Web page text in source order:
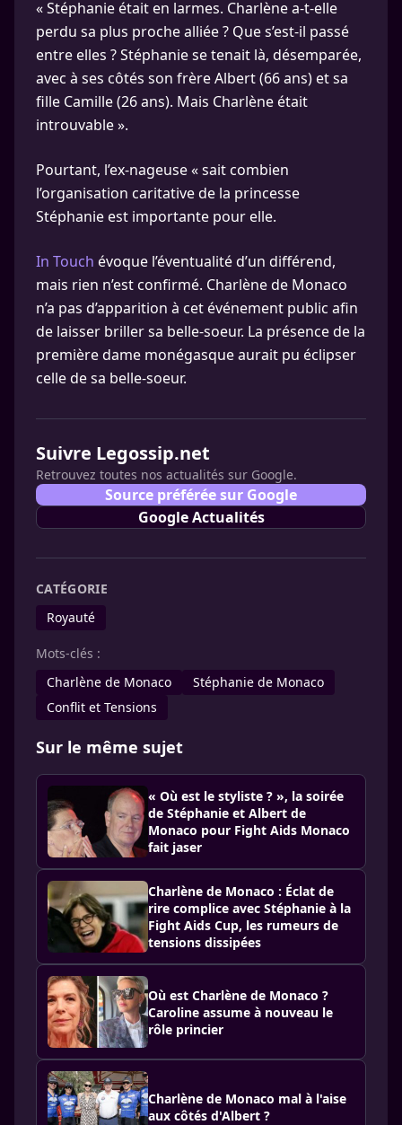
« Stéphanie était en larmes. Charlène a-t-elle
perdu sa plus proche alliée ? Que s’est-il passé
entre elles ? Stéphanie se tenait là, désemparée,
avec à ses côtés son frère Albert (66 ans) et sa
fille Camille (26 ans). Mais Charlène était
introuvable ».
Pourtant, l’ex-nageuse « sait combien
l’organisation caritative de la princesse
Stéphanie est importante pour elle.
In Touch évoque l’éventualité d’un différend,
mais rien n’est confirmé. Charlène de Monaco
n’a pas d’apparition à cet événement public afin
de laisser briller sa belle-soeur. La présence de la
première dame monégasque aurait pu éclipser
celle de sa belle-soeur.
Suivre Legossip.net
Retrouvez toutes nos actualités sur Google.
Source préférée sur Google
Google Actualités
CATÉGORIE
Royauté
Mots-clés :
Charlène de Monaco
Stéphanie de Monaco
Conflit et Tensions
Sur le même sujet
« Où est le styliste ? », la soirée
de Stéphanie et Albert de
Monaco pour Fight Aids Monaco
fait jaser
Charlène de Monaco : Éclat de
rire complice avec Stéphanie à la
Fight Aids Cup, les rumeurs de
tensions dissipées
Où est Charlène de Monaco ?
Caroline assume à nouveau le
rôle princier
Charlène de Monaco mal à l'aise
aux côtés d'Albert ?